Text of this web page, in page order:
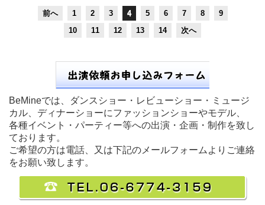
前へ 1 2 3 4 5 6 7 8
9
10
11 12 13 14 次へ
BeMineでは、ダンスショー・レビューショー・ミュージ
カル、ディナーショーにファッションショーやモデル、
各種イベント・パーティー等への出演・企画・制作を致し
ております。
ご希望の方は電話、又は下記のメールフォームよりご連絡
をお願い致します。